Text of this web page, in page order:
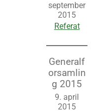
september
2015
Referat
Generalf
orsamlin
g 2015
9. april
2015